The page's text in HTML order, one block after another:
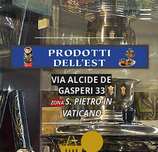
VIA ALCIDE DE
GASPERI 33
ZONA S. PIETRO IN
VATICANO